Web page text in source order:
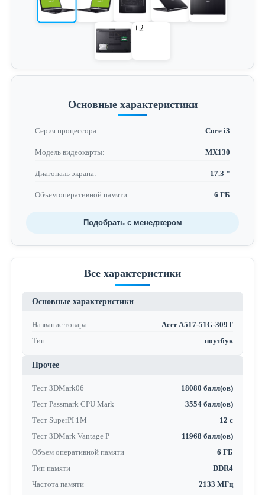
+2
Основные характеристики
Серия процессора: Core i3
Модель видеокарты: MX130
Диагональ экрана: 17.3 "
Объем оперативной памяти: 6 ГБ
Подобрать с менеджером
Все характеристики
Основные характеристики
Название товара
Acer A517-51G-309T
Тип
ноутбук
Прочее
Тест 3DMark06
18080 балл(ов)
Тест Passmark CPU Mark
3554 балл(ов)
Тест SuperPI 1M
12 с
Тест 3DMark Vantage P
11968 балл(ов)
Объем оперативной памяти
6 ГБ
Тип памяти
DDR4
Частота памяти
2133 МГц